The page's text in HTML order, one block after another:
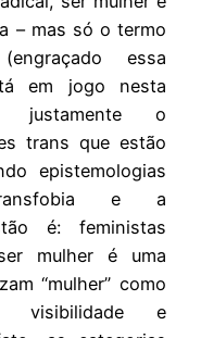
– mas só o termo
essa
em jogo nesta
justamente o
trans que estão
epistemologias
e a
é: feministas
mulher é uma
“mulher” como
visibilidade e